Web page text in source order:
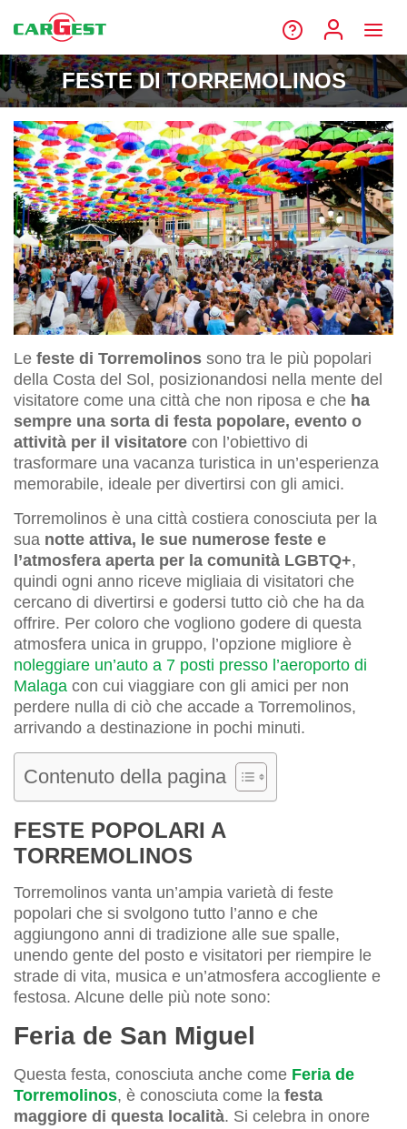
FESTE DI TORREMOLINOS
Le feste di Torremolinos sono tra le più popolari
della Costa del Sol, posizionandosi nella mente del
visitatore come una città che non riposa e che ha
sempre una sorta di festa popolare, evento o
attività per il visitatore con l’obiettivo di
trasformare una vacanza turistica in un’esperienza
memorabile, ideale per divertirsi con gli amici.
Torremolinos è una città costiera conosciuta per la
sua notte attiva, le sue numerose feste e
l’atmosfera aperta per la comunità LGBTQ+,
quindi ogni anno riceve migliaia di visitatori che
cercano di divertirsi e godersi tutto ciò che ha da
offrire. Per coloro che vogliono godere di questa
atmosfera unica in gruppo, l’opzione migliore è
noleggiare un’auto a 7 posti presso l’aeroporto di
Malaga con cui viaggiare con gli amici per non
perdere nulla di ciò che accade a Torremolinos,
arrivando a destinazione in pochi minuti.
Contenuto della pagina
FESTE POPOLARI A
TORREMOLINOS
Torremolinos vanta un’ampia varietà di feste
popolari che si svolgono tutto l’anno e che
aggiungono anni di tradizione alle sue spalle,
unendo gente del posto e visitatori per riempire le
strade di vita, musica e un’atmosfera accogliente e
festosa. Alcune delle più note sono:
Feria de San Miguel
Questa festa, conosciuta anche come Feria de
Torremolinos, è conosciuta come la festa
maggiore di questa località. Si celebra in onore